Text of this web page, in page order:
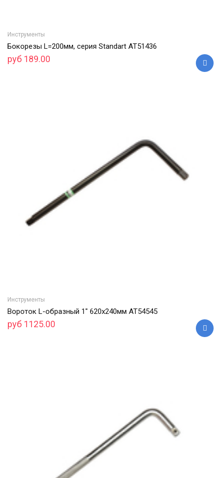
Инструменты
Бокорезы L=200мм, серия Standart АТ51436
руб 189.00
Инструменты
Вороток L-образный 1" 620х240мм АТ54545
руб 1125.00